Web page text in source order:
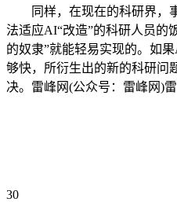
同样，在现在的科研界，
法适应AI“改造”的科研人员的
的奴隶”就能轻易实现的。如
够快，所衍生出的新的科研问
决。雷峰网(公众号：雷峰网)
30